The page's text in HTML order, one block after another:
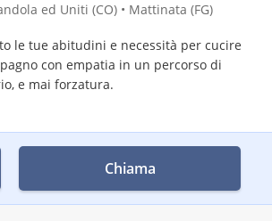
ed Uniti (CO) • Mattinata (FG)
le tue abitudini e necessità per cucire
con empatia in un percorso di
e mai forzatura.
Chiama